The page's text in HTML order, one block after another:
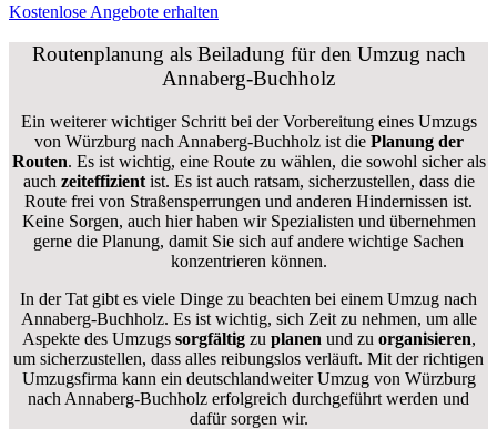
Kostenlose Angebote erhalten
Routenplanung als Beiladung für den Umzug nach
Annaberg-Buchholz
Ein weiterer wichtiger Schritt bei der Vorbereitung eines Umzugs
von Würzburg nach Annaberg-Buchholz ist diePlanung der
Routen. Es ist wichtig, eine Route zu wählen, die sowohl sicher als
auch zeiteffizientist. Es ist auch ratsam, sicherzustellen, dass die
Route frei von Straßensperrungen und anderen Hindernissen ist.
Keine Sorgen, auch hier haben wir Spezialisten und übernehmen
gerne die Planung, damit Sie sich auf andere wichtige Sachen
konzentrieren können.
In der Tat gibt es viele Dinge zu beachten bei einem Umzug nach
Annaberg-Buchholz. Es ist wichtig, sich Zeit zu nehmen, um alle
Aspekte des Umzugs sorgfältigzu planen und zu organisieren,
um sicherzustellen, dass alles reibungslos verläuft. Mit der richtigen
Umzugsfirma kann ein deutschlandweiter Umzug von Würzburg
nach Annaberg-Buchholz erfolgreich durchgeführt werden und
dafür sorgen wir.